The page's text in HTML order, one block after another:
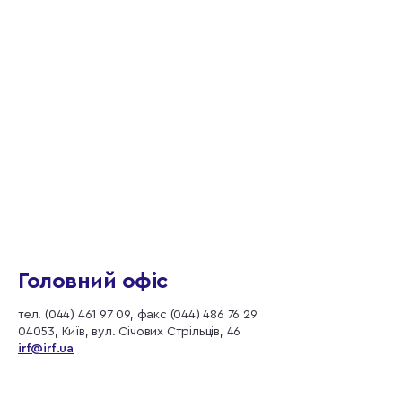
Головний офіс
тел. (044) 461 97 09, факс (044) 486 76 29
04053, Київ, вул. Січових Стрільців, 46
irf@irf.ua